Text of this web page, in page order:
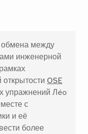
обмена между
инженерной
OSE
упражнений Лéo
с
и её
более